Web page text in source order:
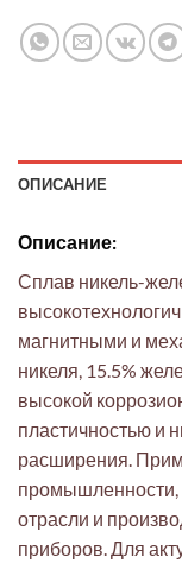
ОПИСАНИЕ
Описание:
Сплав никель-
магнитными и
никеля, 15.5%
высокой
пластичностью и
расширения.
промышленности,
отрасли и
приборов. Для